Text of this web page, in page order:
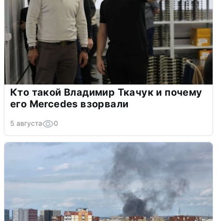
Кто такой Владимир Ткачук и почему
его Mercedes взорвали
5 августа 0